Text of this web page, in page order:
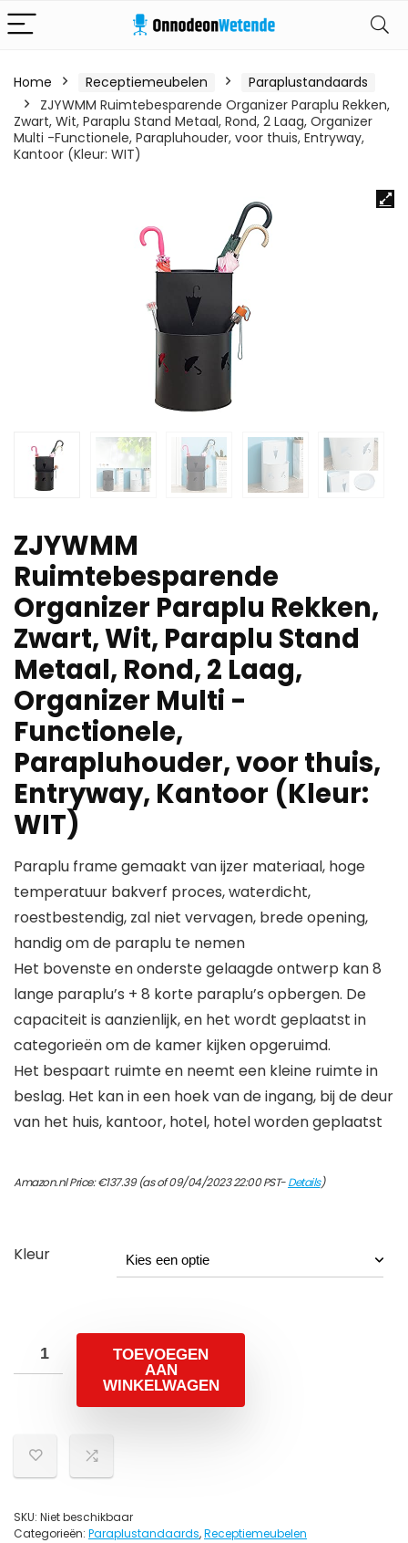
Home Receptiemeubelen
Paraplustandaards
ZJYWMM Ruimtebesparende Organizer Paraplu Rekken,
Zwart, Wit, Paraplu Stand Metaal, Rond, 2 Laag, Organizer
Multi -Functionele, Parapluhouder, voor thuis, Entryway,
Kantoor (Kleur: WIT)
ZJYWMM
Ruimtebesparende
Organizer Paraplu Rekken,
Zwart, Wit, Paraplu Stand
Metaal, Rond, 2 Laag,
Organizer Multi -
Functionele,
Parapluhouder, voor thuis,
Entryway, Kantoor (Kleur:
WIT)
Paraplu frame gemaakt van ijzer materiaal, hoge
temperatuur bakverf proces, waterdicht,
roestbestendig, zal niet vervagen, brede opening,
handig om de paraplu te nemen
Het bovenste en onderste gelaagde ontwerp kan 8
lange paraplu’s + 8 korte paraplu’s opbergen. De
capaciteit is aanzienlijk, en het wordt geplaatst in
categorieën om de kamer kijken opgeruimd.
Het bespaart ruimte en neemt een kleine ruimte in
beslag. Het kan in een hoek van de ingang, bij de deur
van het huis, kantoor, hotel, hotel worden geplaatst
Amazon.nl Price:€137.39(as of 09/04/2023 22:00 PST-Details)
Kleur
TOEVOEGEN
AAN
WINKELWAGEN
SKU: Niet beschikbaar
Categorieën: Paraplustandaards,Receptiemeubelen